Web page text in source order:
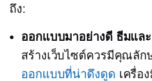
ถึง:
ออกแบบมาอย่างดีธีมและ
สร้างเว็บไซต์ควรมีคุณลั
ออกแบบที่น่าดึงดูด เครื่อ